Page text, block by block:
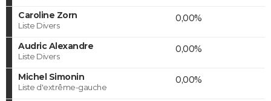
Caroline Zorn
Liste Divers
0,00%
Audric Alexandre
Liste Divers
0,00%
Michel Simonin
Liste d'extrême-gauche
0,00%